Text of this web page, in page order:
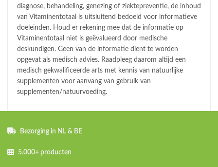
diagnose, behandeling, genezing of ziektepreventie, de inhoud
van Vitaminentotaal is uitsluitend bedoeld voor informatieve
doeleinden. Houd er rekening mee dat de informatie op
Vitaminentotaal niet is geëvalueerd door medische
deskundigen. Geen van de informatie dient te worden
opgevat als medisch advies. Raadpleeg daarom altijd een
medisch gekwalificeerde arts met kennis van natuurlijke
supplementen voor aanvang van gebruik van
supplementen/natuurvoeding.
Bezorging in NL & BE
5.000+ producten